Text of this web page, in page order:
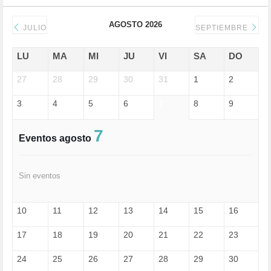
DERECHOS SOCIALES (739)
DONALD TRUMP (81)
EDGAR MORIN (1)
EMIGRACIÓN (4)
ESPECULACIÓN (2)
FELICIDAD (1)
FRANCISCO (5)
GUERRA (133)
HUMOR (1)
IA (1)
JULIO AGOSTO 2026 SEPTIEMBRE
LU MA MI JU VI SA DO
27 28 29 30 31 1 2
3 4 5 6 8 9
Eventos agosto 7
Sin eventos
10 11 12 13 14 15 16
17 18 19 20 21 22 23
24 25 26 27 28 29 30